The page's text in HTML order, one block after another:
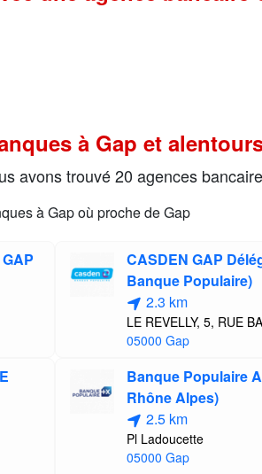
à Gap et
avons trouvé 20 agences
à Gap où proche de Gap
CASDEN GAP
Banque Populaire)
2.3 km
LE REVELLY, 5, RUE
05000 Gap
Banque Populaire
Rhône Alpes)
2.5 km
Pl Ladoucette
05000 Gap